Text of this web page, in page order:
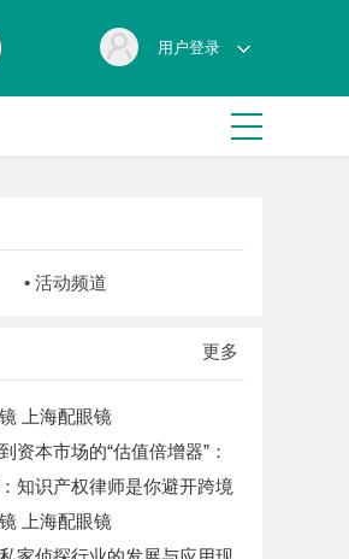
用户登录
• 活动频道
更多
上海配眼镜
资本市场的“估值倍增器”：
重塑硬科技企业的融资逻辑
知识产权律师是你避开跨境
上海配眼镜